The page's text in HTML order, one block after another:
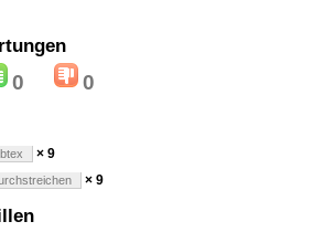
0 0
× 9
× 9